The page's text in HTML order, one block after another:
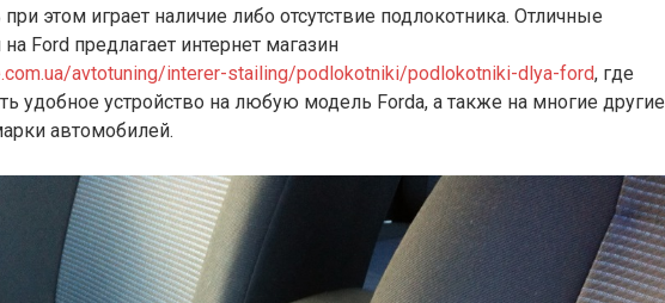
этом играет наличие либо отсутствие подлокотника. Отличные
Ford предлагает интернет магазин
avtotuning/interer-stailing/podlokotniki/podlokotniki-dlya-ford, где
удобное устройство на любую модель Forda, а также на многие другие
автомобилей.